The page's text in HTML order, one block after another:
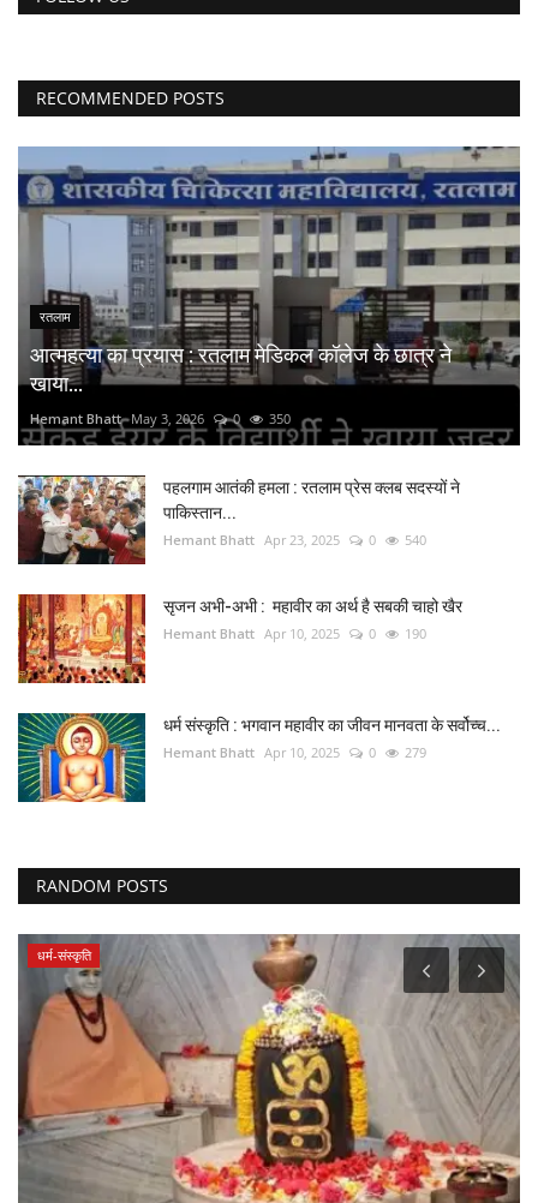
RECOMMENDED POSTS
रतलाम
आत्महत्या का प्रयास : रतलाम मेडिकल कॉलेज के छात्र ने
खाया...
Hemant Bhatt May 3, 2026 0 350
पहलगाम आतंकी हमला : रतलाम प्रेस क्लब सदस्यों ने
पाकिस्तान...
Hemant Bhatt Apr 23, 2025 0 540
सृजन अभी-अभी : महावीर का अर्थ है सबकी चाहो खैर
Hemant Bhatt Apr 10, 2025 0 190
धर्म संस्कृति : भगवान महावीर का जीवन मानवता के सर्वोच्च...
Hemant Bhatt Apr 10, 2025 0 279
RANDOM POSTS
धर्म-संस्कृति